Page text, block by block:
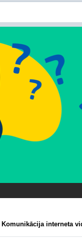
Komunikācija interneta